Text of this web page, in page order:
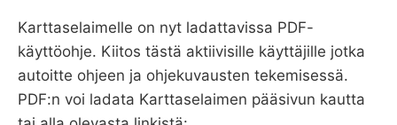
Karttaselaimelle on nyt ladattavissa PDF-
käyttöohje. Kiitos tästä aktiivisille käyttäjille jotka
autoitte ohjeen ja ohjekuvausten tekemisessä.
PDF:n voi ladata Karttaselaimen pääsivun kautta